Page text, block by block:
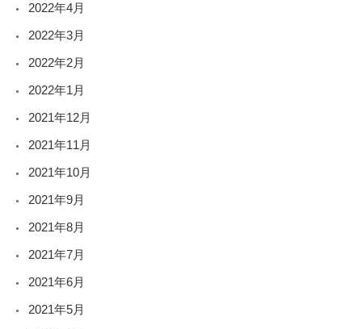
2022年4月
2022年3月
2022年2月
2022年1月
2021年12月
2021年11月
2021年10月
2021年9月
2021年8月
2021年7月
2021年6月
2021年5月